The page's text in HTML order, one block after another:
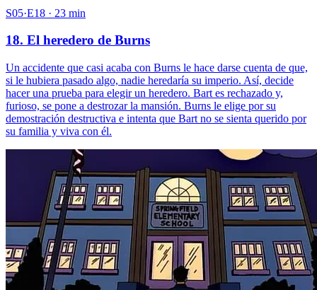
S05·E18 · 23 min
18. El heredero de Burns
Un accidente que casi acaba con Burns le hace darse cuenta de que,
si le hubiera pasado algo, nadie heredaría su imperio. Así, decide
hacer una prueba para elegir un heredero. Bart es rechazado y,
furioso, se pone a destrozar la mansión. Burns le elige por su
demostración destructiva e intenta que Bart no se sienta querido por
su familia y viva con él.